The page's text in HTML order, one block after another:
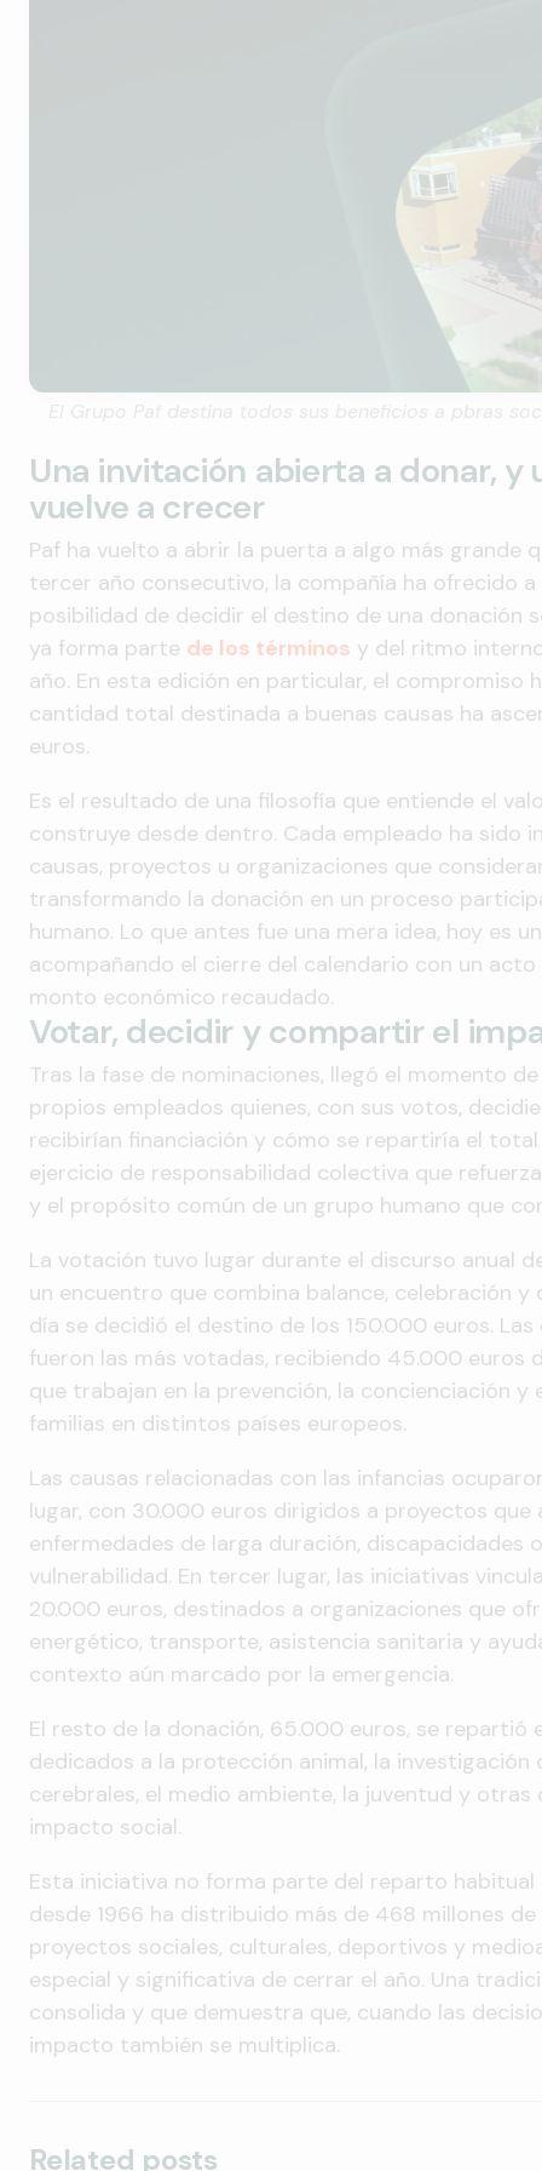
Una invitación abierta a donar, y
vuelve a crecer
Paf ha vuelto a abrir la puerta a algo más grande
tercer año consecutivo, la compañía ha ofrecido
posibilidad de decidir el destino de una donación
ya forma parte de los términos y del ritmo
año. En esta edición en particular, el compromiso
cantidad total destinada a buenas causas ha
euros.
Es el resultado de una filosofía que entiende el
construye desde dentro. Cada empleado ha sido
causas, proyectos u organizaciones que
transformando la donación en un proceso
humano. Lo que antes fue una mera idea, hoy es
acompañando el cierre del calendario con un acto
monto económico recaudado.
Votar, decidir y compartir el
Tras la fase de nominaciones, llegó el momento
propios empleados quienes, con sus votos,
recibirían financiación y cómo se repartiría el total
ejercicio de responsabilidad colectiva que
y el propósito común de un grupo humano que
La votación tuvo lugar durante el discurso anual
un encuentro que combina balance, celebración
día se decidió el destino de los 150.000 euros.
fueron las más votadas, recibiendo 45.000 euros
que trabajan en la prevención, la concienciación y
familias en distintos países europeos.
Las causas relacionadas con las infancias
lugar, con 30.000 euros dirigidos a proyectos que
enfermedades de larga duración, discapacidades
vulnerabilidad. En tercer lugar, las iniciativas
20.000 euros, destinados a organizaciones que
energético, transporte, asistencia sanitaria y
contexto aún marcado por la emergencia.
El resto de la donación, 65.000 euros, se repartió
dedicados a la protección animal, la investigación
cerebrales, el medio ambiente, la juventud y otras
impacto social.
Esta iniciativa no forma parte del reparto
desde 1966 ha distribuido más de 468 millones
proyectos sociales, culturales, deportivos y
especial y significativa de cerrar el año. Una
consolida y que demuestra que, cuando las
impacto también se multiplica.
Related posts